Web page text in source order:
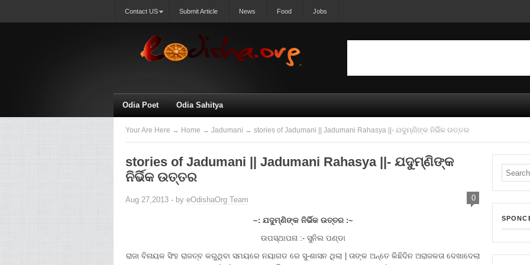
Contact US Submit Article News Food Jobs
Odia Poet Odia Sahitya
Your Are Here → Home → Jadumani → stories of Jadumani || Jadumani Rahasya ||- ଯଦୁମ୍ଣିଙ୍କ ନିର୍ଭିକ ଉତ୍ତର
stories of Jadumani || Jadumani Rahasya ||- ଯଦୁମ୍ଣିଙ୍କ
ନିର୍ଭିକ ଉତ୍ତର
Aug 27,2013 - by eOdishaOrg Team 0
~: ଯଦୁମ୍ଣିଙ୍କ ନିର୍ଭିକ ଉତ୍ତର :~
ଉପସ୍ଥାପନା :- ସୁନିଲ ପଣ୍ଡା
ରାଜା ବିନାୟକ ସିଂହ ରାଜତ୍ବ କରୁଥିବା ସମୟରେ ନୟାଗଡ ରେ ସୁ-ଶାସନ ଥିଲା | ତାଙ୍କ ଅନ୍ତେ କିଛିଦିନ ଅରାଜକତା ଦେଖାଦେଲା